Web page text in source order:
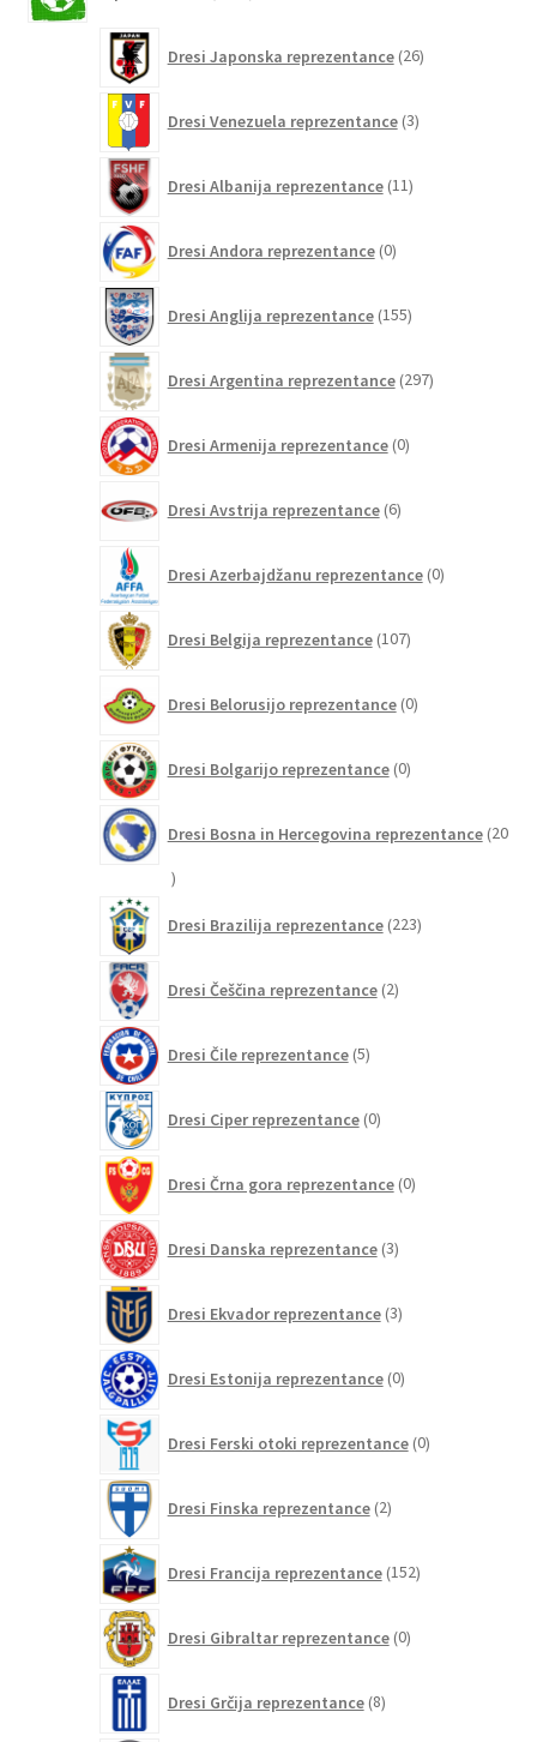
Dresi Japonska reprezentance 26izdelkov
Dresi Venezuela reprezentance 3izdelki
Dresi Albanija reprezentance 11izdelkov
Dresi Andora reprezentance 0izdelkov
Dresi Anglija reprezentance 155izdelkov
Dresi Argentina reprezentance 297izdelkov
Dresi Armenija reprezentance 0izdelkov
Dresi Avstrija reprezentance 6izdelkov
Dresi Azerbajdžanu reprezentance 0izdelkov
Dresi Belgija reprezentance 107izdelkov
Dresi Belorusijo reprezentance 0izdelkov
Dresi Bolgarijo reprezentance 0izdelkov
Dresi Bosna in Hercegovina reprezentance 20
20
Dresi Brazilija reprezentance 223izdelkov
Dresi Češčina reprezentance 2izdelka
Dresi Čile reprezentance 5izdelkov
Dresi Ciper reprezentance 0izdelkov
Dresi Črna gora reprezentance 0izdelkov
Dresi Danska reprezentance 3izdelki
Dresi Ekvador reprezentance 3izdelki
Dresi Estonija reprezentance 0izdelkov
Dresi Ferski otoki reprezentance 0izdelkov
Dresi Finska reprezentance 2izdelka
Dresi Francija reprezentance 152izdelkov
Dresi Gibraltar reprezentance 0izdelkov
Dresi Grčija reprezentance 8izdelkov